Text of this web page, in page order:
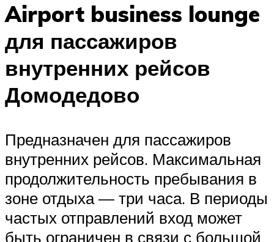
Airport business lounge
для пассажиров
внутренних рейсов
Домодедово
Предназначен для пассажиров
внутренних рейсов. Максимальная
продолжительность пребывания в
зоне отдыха — три часа. В периоды
частых отправлений вход может
быть ограничен в связи с большой